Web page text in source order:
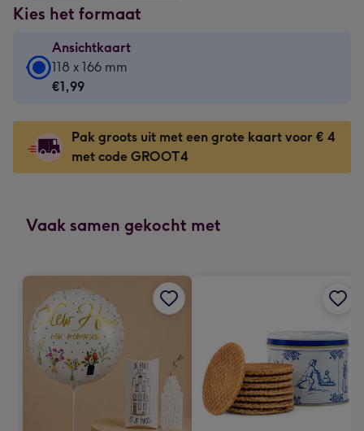
Kies het formaat
Ansichtkaart
Ansichtkaart
-
-
118
x
-
x
166
mm
118 x 166 mm
€1,99
Pak groots uit met een grote kaart voor € 4
met code GROOT4
Vaak samen gekocht met